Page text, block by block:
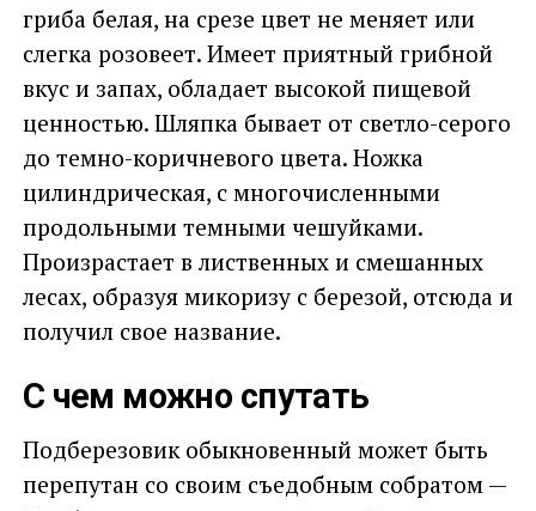
гриба белая, на срезе цвет не меняет или
слегка розовеет. Имеет приятный грибной
вкус и запах, обладает высокой пищевой
ценностью. Шляпка бывает от светло-серого
до темно-коричневого цвета. Ножка
цилиндрическая, с многочисленными
продольными темными чешуйками.
Произрастает в лиственных и смешанных
лесах, образуя микоризу с березой, отсюда и
получил свое название.
С чем можно спутать
Подберезовик обыкновенный может быть
перепутан со своим съедобным собратом —